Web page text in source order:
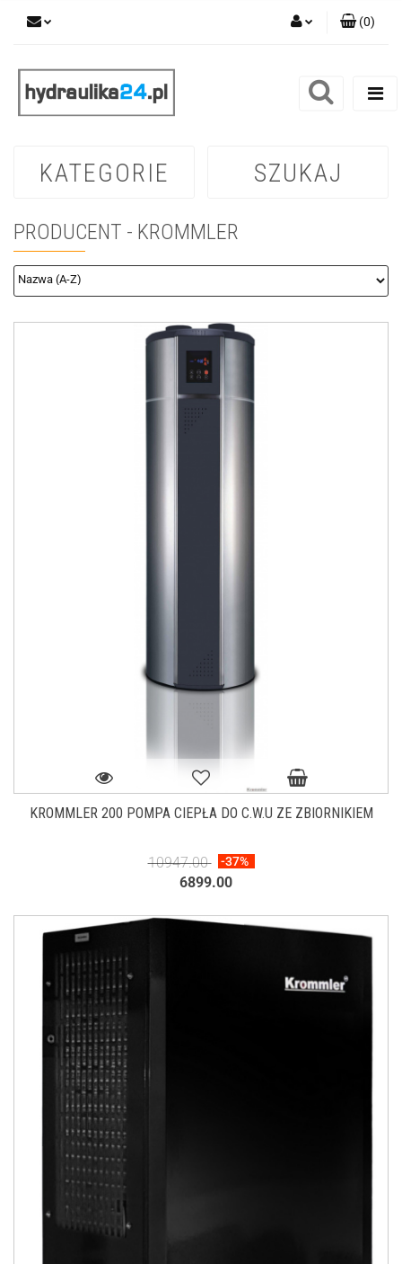
Zarejestruj się
(0)
KATEGORIE SZUKAJ
PRODUCENT - KROMMLER
KROMMLER 200 POMPA CIEPŁA DO C.W.U ZE ZBIORNIKIEM
10947.00 -37%
6899.00